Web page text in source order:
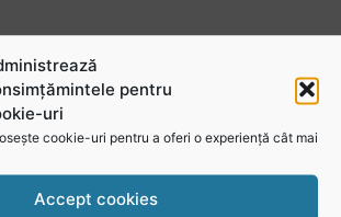
pentru
uri
cookie-uri pentru a oferi o experiență cât mai
Accept cookies
în social media